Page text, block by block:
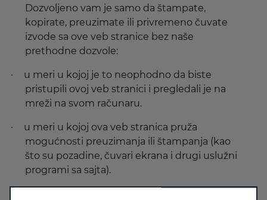
Dozvoljeno vam je samo da štampate,
kopirate, preuzimate ili privremeno čuvate
izvode sa ove veb stranice bez naše
prethodne dozvole:
·
u meri u kojoj je to neophodno da biste
pristupili ovoj veb stranici i pregledali je na
mreži na svom računaru.
·
u meri u kojoj ova veb stranica pruža
mogućnosti preuzimanja ili štampanja (kao
što su pozadine, čuvari ekrana i drugi uslužni
programi sa sajta).